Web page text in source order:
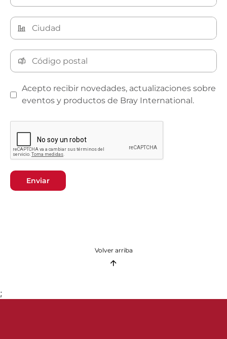
Acepto recibir novedades, actualizaciones sobre
eventos y productos de Bray International.
Enviar
Volver arriba
;